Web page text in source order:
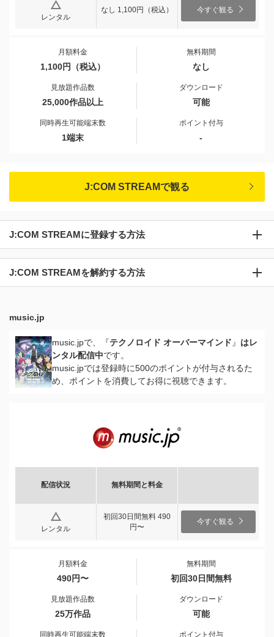
レンタル
なし 1,100円（税込） 今すぐ観る
月額料金
1,100円（税込）
無料期間
なし
見放題作品数
25,000作品以上
ダウンロード
可能
同時再生可能端末数
1端末
ポイント付与
-
J:COM STREAMで観る
J:COM STREAMに登録する方法
J:COM STREAMを解約する方法
music.jp
music.jpで、『テクノロイド オーバーマインド 』 はレ
ンタル配信中です。
music.jpでは登録時に500のポイントが付与されるた
め、ポイントを消費してお得に視聴できます。
配信状況 無料期間と料金
レンタル
初回30日間無料 490
円〜
今すぐ観る
月額料金
490円〜
無料期間
初回30日間無料
見放題作品数
25万作品
ダウンロード
可能
同時再生可能端末数 ポイント付与